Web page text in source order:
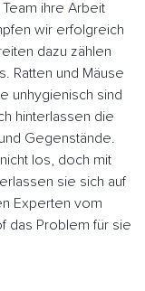
ihre Arbeit
wir erfolgreich
dazu zählen
Ratten und Mäuse
unhygienisch sind
hinterlassen die
Gegenstände.
los, doch mit
sie sich auf
Experten vom
das Problem für sie